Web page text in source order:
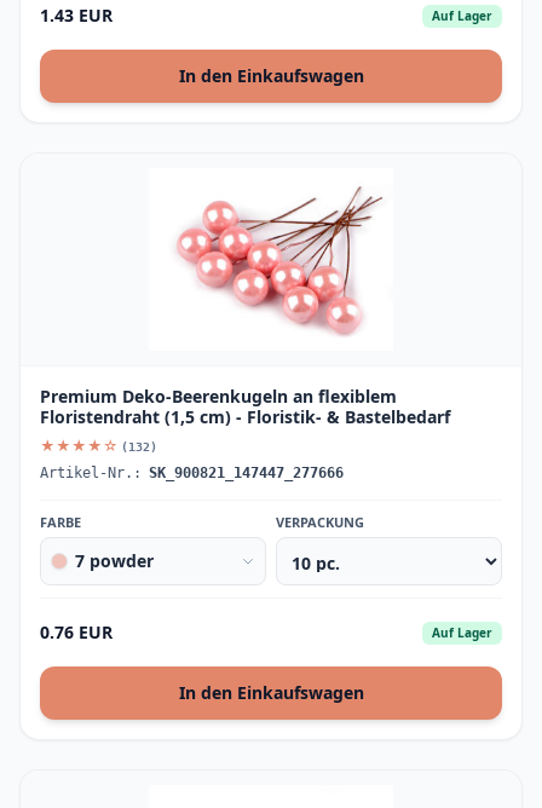
1.43 EUR Auf Lager
In den Einkaufswagen
Premium Deko-Beerenkugeln an flexiblem
Floristendraht (1,5 cm) - Floristik- & Bastelbedarf
★★★★☆ (132)
Artikel-Nr.: SK_900821_147447_277666
FARBE
7 powder
VERPACKUNG
0.76 EUR Auf Lager
In den Einkaufswagen